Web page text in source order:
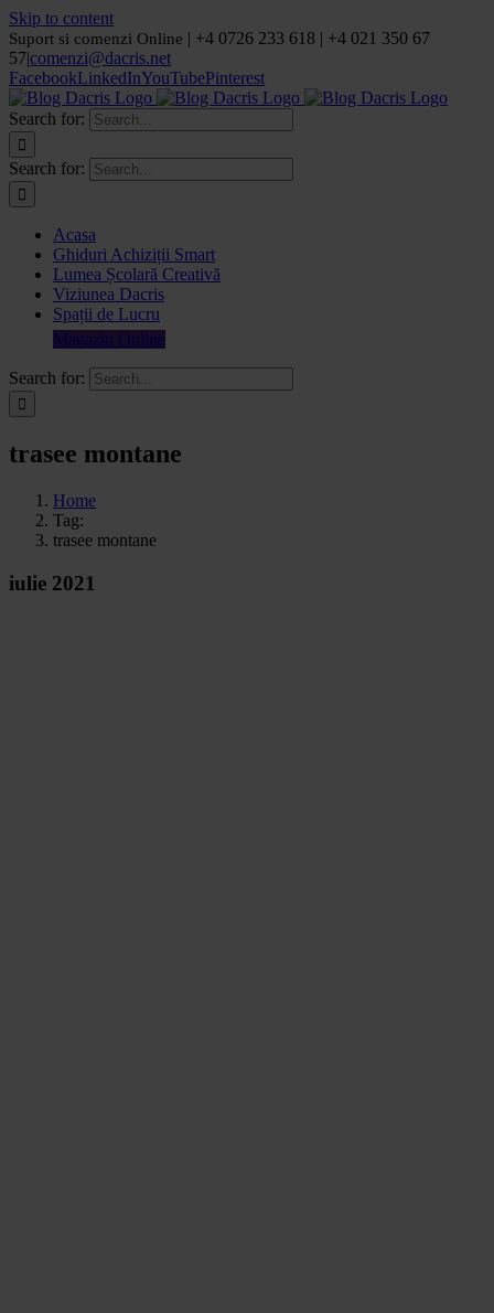
Skip to content
Suport si comenzi Online | +4 0726 233 618 | +4 021 350 67
57|comenzi@dacris.net
FacebookLinkedInYouTubePinterest
Search for:
Search for:
Acasa
Ghiduri Achiziții Smart
Lumea Școlară Creativă
Viziunea Dacris
Spații de Lucru
Magazin Online
Search for:
trasee montane
Home
Tag:
trasee montane
iulie 2021